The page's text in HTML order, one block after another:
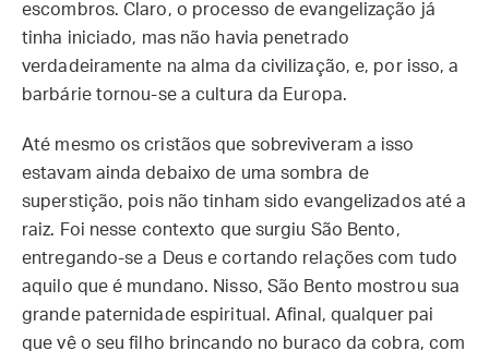
escombros. Claro, o processo de evangelização já
tinha iniciado, mas não havia penetrado
verdadeiramente na alma da civilização, e, por isso, a
barbárie tornou-se a cultura da Europa.
Até mesmo os cristãos que sobreviveram a isso
estavam ainda debaixo de uma sombra de
superstição, pois não tinham sido evangelizados até a
raiz. Foi nesse contexto que surgiu São Bento,
entregando-se a Deus e cortando relações com tudo
aquilo que é mundano. Nisso, São Bento mostrou sua
grande paternidade espiritual. Afinal, qualquer pai
que vê o seu filho brincando no buraco da cobra, com